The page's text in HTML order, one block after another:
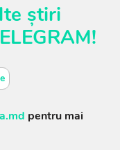
știri
!
pentru mai